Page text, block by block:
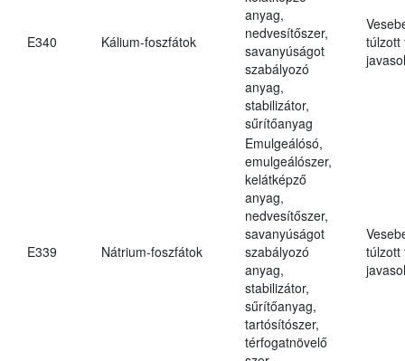
E340 Kálium-foszfátok
anyag,
nedvesítőszer,
savanyúságot
szabályozó
anyag,
stabilizátor,
sűrítőanyag
túlzott
E339 Nátrium-foszfátok
Emulgeálósó,
emulgeálószer,
kelátképző
anyag,
nedvesítőszer,
savanyúságot
szabályozó
anyag,
stabilizátor,
sűrítőanyag,
tartósítószer,
térfogatnövelő
túlzott